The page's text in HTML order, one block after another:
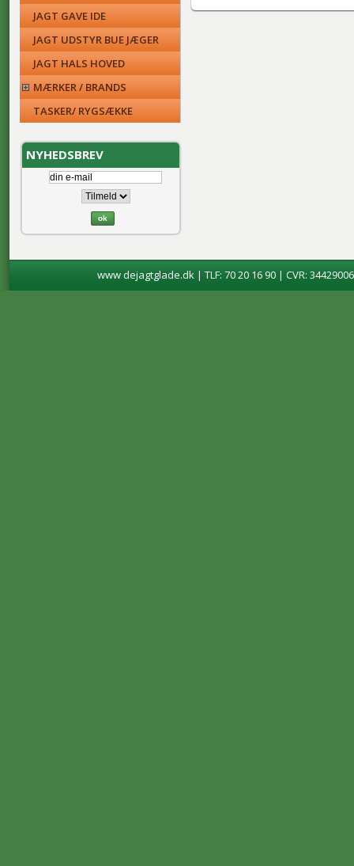
JAGT GAVE IDE
JAGT UDSTYR BUE JÆGER
JAGT HALS HOVED
MÆRKER / BRANDS
TASKER/ RYGSÆKKE
NYHEDSBREV
www dejagtglade.dk | TLF: 70 20 16 90 | CVR: